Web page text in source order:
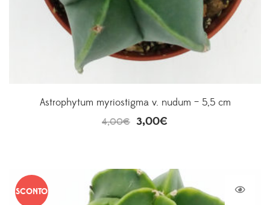
Astrophytum myriostigma v. nudum – 5,5 cm
4,00€ 3,00€
SCONTO